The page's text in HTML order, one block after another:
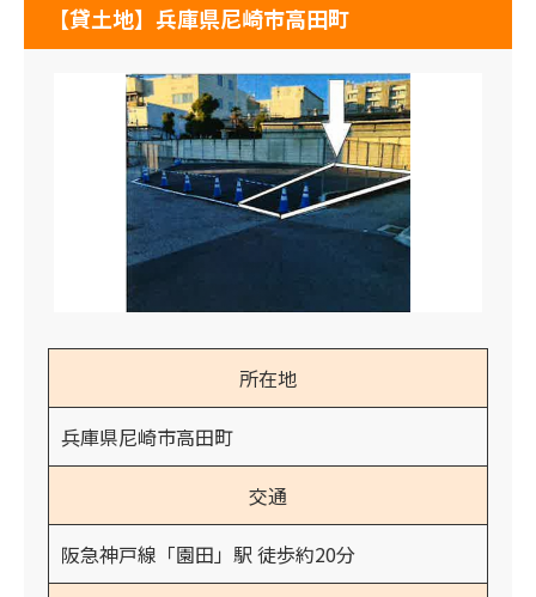
【貸土地】兵庫県尼崎市高田町
所在地
兵庫県尼崎市高田町
交通
阪急神戸線「園田」駅 徒歩約20分